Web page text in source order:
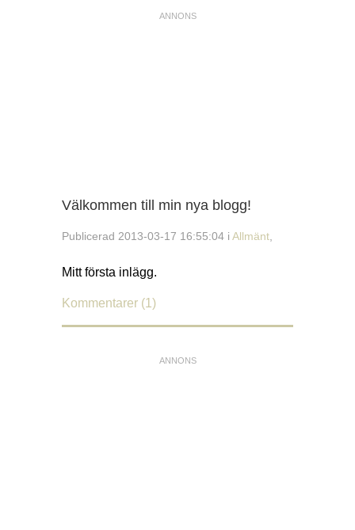
Välkommen till min nya blogg!
Publicerad 2013-03-17 16:55:04 i Allmänt
Mitt första inlägg.
Kommentarer (1)